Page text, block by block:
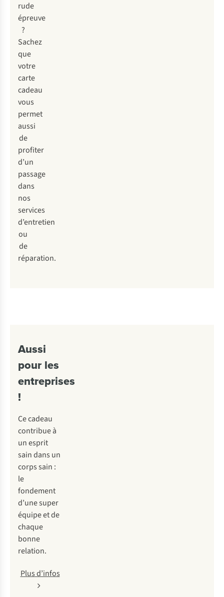
rude
épreuve
?
Sachez
que
votre
carte
cadeau
vous
permet
aussi
de
profiter
d’un
passage
dans
nos
services
d’entretien
ou
de
réparation.
Aussi
pour les
entreprises
!
Ce cadeau
contribue à
un esprit
sain dans un
corps sain :
le
fondement
d’une super
équipe et de
chaque
bonne
relation.
Plus d’infos